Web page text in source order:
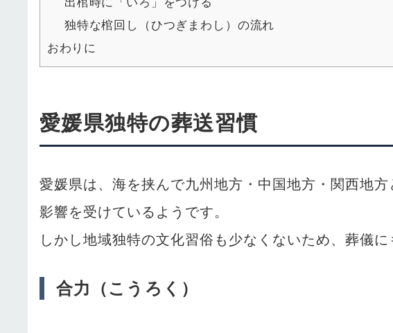
独特な棺回し（ひつぎまわし）の流れ
おわりに
愛媛県独特の葬送習慣
愛媛県は、海を挟んで九州地方・中国地方・関西地
影響を受けているようです。
しかし地域独特の文化習俗も少なくないため、葬儀に
合力（こうろく）